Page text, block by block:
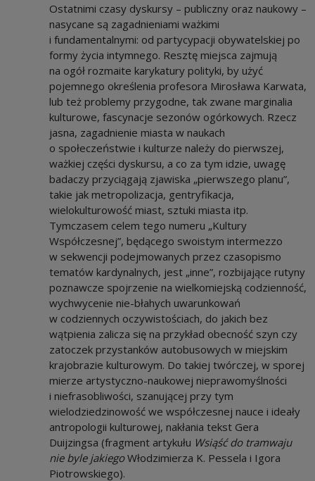
Ostatnimi czasy dyskursy – publiczny oraz naukowy –
nasycane są zagadnieniami ważkimi
i fundamentalnymi: od partycypacji obywatelskiej po
formy życia intymnego. Resztę miejsca zajmują
na ogół rozmaite karykatury polityki, by użyć
pojemnego określenia profesora Mirosława Karwata,
lub też problemy przygodne, tak zwane marginalia
kulturowe, fascynacje sezonów ogórkowych. Rzecz
jasna, zagadnienie miasta w naukach
o społeczeństwie i kulturze należy do pierwszej,
ważkiej części dyskursu, a co za tym idzie, uwagę
badaczy przyciągają zjawiska „pierwszego planu”,
takie jak metropolizacja, gentryfikacja,
wielokulturowość miast, sztuki miasta itp.
Tymczasem celem tego numeru „Kultury
Współczesnej”, będącego swoistym intermezzo
w sekwencji podejmowanych przez czasopismo
tematów kardynalnych, jest „inne”, rozbijające rutyny
poznawcze spojrzenie na wielkomiejską codzienność,
wychwycenie nie-błahych uwarunkowań
w codziennych oczywistościach, do jakich bez
wątpienia zalicza się na przykład obecność szyn czy
zatoczek przystanków autobusowych w miejskim
krajobrazie kulturowym. Do takiej twórczej, w sporej
mierze artystyczno-naukowej nieprawomyślności
i niefrasobliwości, szanującej przy tym
wielodziedzinowość we współczesnej nauce i ideały
antropologii kulturowej, nakłania tekst Gera
Duijzingsa (fragment artykułu Wsiąść do tramwaju
nie byle jakiegoWłodzimierza K. Pessela i Igora
Piotrowskiego).